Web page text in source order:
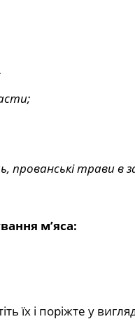
прованські трави в
м’яса:
їх і поріжте у